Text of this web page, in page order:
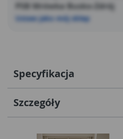
PSB Mrówka Busko-Zdrój
Ustaw jako mój sklep
Specyfikacja
Szczegóły